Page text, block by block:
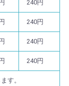
240円
240円
240円
240円
す。